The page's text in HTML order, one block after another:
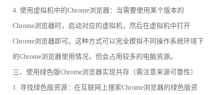
4. 使用虚拟机中的Chrome浏览器：当需要使用某个版本的
Chrome浏览器时，启动对应的虚拟机，然后在虚拟机中打开
Chrome浏览器即可。这种方式可以完全模拟不同操作系统环境下
的Chrome浏览器使用情况，但会占用较多的电脑资源。
三、使用绿色版Chrome浏览器实现共存（需注意来源可靠性）
1. 寻找绿色版资源：在互联网上搜索Chrome浏览器的绿色版资